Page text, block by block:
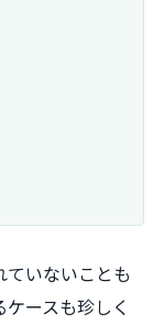
いないことも
ースも珍しく